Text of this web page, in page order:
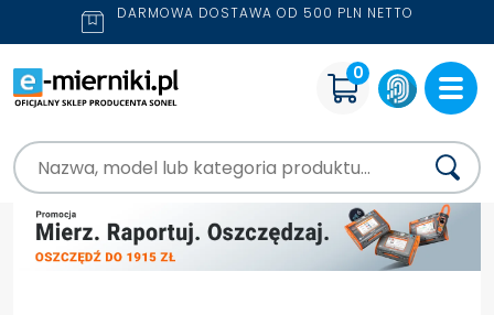
DARMOWA DOSTAWA OD 500 PLN NETTO
0